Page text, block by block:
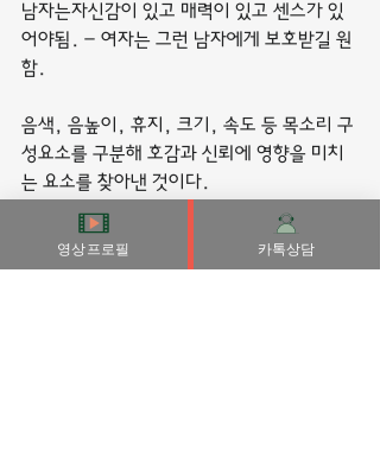
남자는자신감이 있고 매력이 있고 센스가 있
어야됨. - 여자는 그런 남자에게 보호받길 원
함.
음색, 음높이, 휴지, 크기, 속도 등 목소리 구
성요소를 구분해 호감과 신뢰에 영향을 미치
는 요소를 찾아낸 것이다.
부산출장안마
부산출장마사지
영상프로필 카톡상담